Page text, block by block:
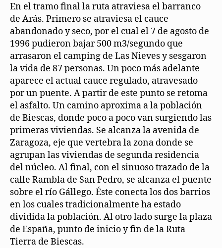
En el tramo final la ruta atraviesa el barranco
de Arás. Primero se atraviesa el cauce
abandonado y seco, por el cual el 7 de agosto de
1996 pudieron bajar 500 m3/segundo que
arrasaron el camping de Las Nieves y sesgaron
la vida de 87 personas. Un poco más adelante
aparece el actual cauce regulado, atravesado
por un puente. A partir de este punto se retoma
el asfalto. Un camino aproxima a la población
de Biescas, donde poco a poco van surgiendo las
primeras viviendas. Se alcanza la avenida de
Zaragoza, eje que vertebra la zona donde se
agrupan las viviendas de segunda residencia
del núcleo. Al final, con el sinuoso trazado de la
calle Rambla de San Pedro, se alcanza el puente
sobre el río Gállego. Éste conecta los dos barrios
en los cuales tradicionalmente ha estado
dividida la población. Al otro lado surge la plaza
de España, punto de inicio y fin de la Ruta
Tierra de Biescas.